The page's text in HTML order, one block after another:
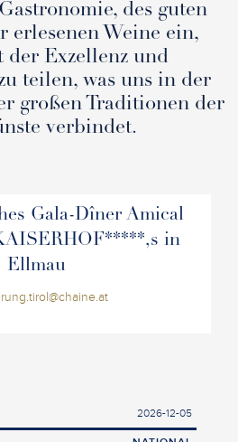
des guten
erlesenen Weine ein,
der Exzellenz und
teilen, was uns in der
großen Traditionen der
verbindet.
Gala-Dîner Amical
in
Ellmau
2026-12-05